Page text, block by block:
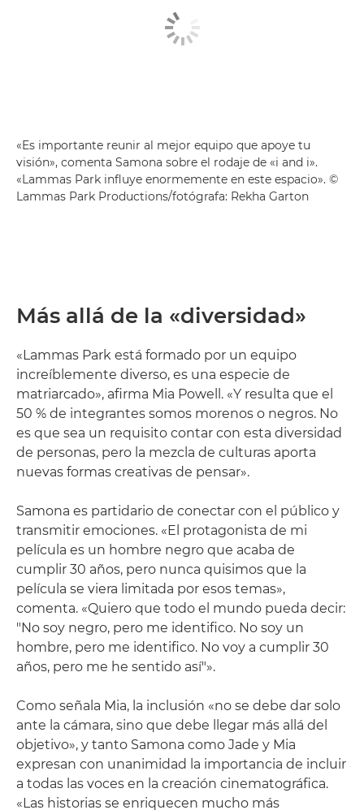
«Es importante reunir al mejor equipo que apoye tu
visión», comenta Samona sobre el rodaje de «i and i».
«Lammas Park influye enormemente en este espacio». ©
Lammas Park Productions/fotógrafa: Rekha Garton
Más allá de la «diversidad»
«Lammas Park está formado por un equipo
increíblemente diverso, es una especie de
matriarcado», afirma Mia Powell. «Y resulta que el
50 % de integrantes somos morenos o negros. No
es que sea un requisito contar con esta diversidad
de personas, pero la mezcla de culturas aporta
nuevas formas creativas de pensar».
Samona es partidario de conectar con el público y
transmitir emociones. «El protagonista de mi
película es un hombre negro que acaba de
cumplir 30 años, pero nunca quisimos que la
película se viera limitada por esos temas»,
comenta. «Quiero que todo el mundo pueda decir:
"No soy negro, pero me identifico. No soy un
hombre, pero me identifico. No voy a cumplir 30
años, pero me he sentido así"».
Como señala Mia, la inclusión «no se debe dar solo
ante la cámara, sino que debe llegar más allá del
objetivo», y tanto Samona como Jade y Mia
expresan con unanimidad la importancia de incluir
a todas las voces en la creación cinematográfica.
«Las historias se enriquecen mucho más